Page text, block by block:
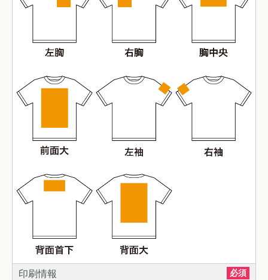
印刷情報 必須